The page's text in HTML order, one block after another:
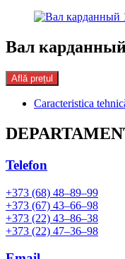
Вал карданный
Află prețul
Caracteristica
Telefon
+373 (68) 48–89–99
+373 (67) 43–66–98
+373 (22) 43–86–38
+373 (22) 47–36–98